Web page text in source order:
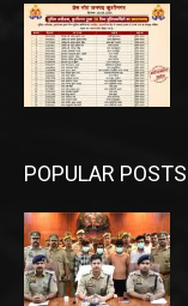
POPULAR POSTS